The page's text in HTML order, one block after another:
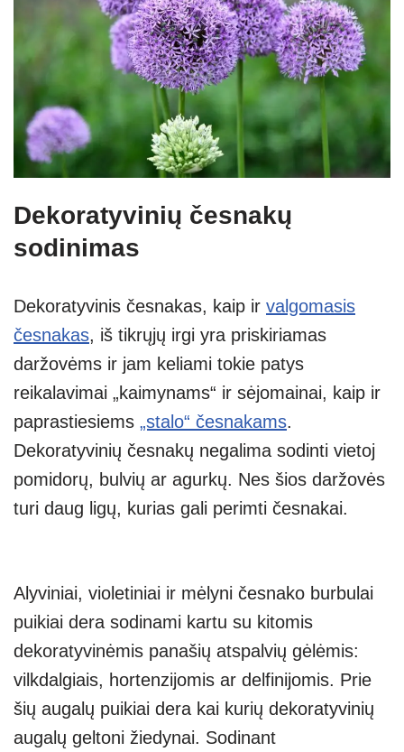
Dekoratyvinių česnakų
sodinimas
Dekoratyvinis česnakas, kaip ir valgomasis
česnakas, iš tikrųjų irgi yra priskiriamas
daržovėms ir jam keliami tokie patys
reikalavimai „kaimynams“ ir sėjomainai, kaip ir
paprastiesiems „stalo“ česnakams.
Dekoratyvinių česnakų negalima sodinti vietoj
pomidorų, bulvių ar agurkų. Nes šios daržovės
turi daug ligų, kurias gali perimti česnakai.
Alyviniai, violetiniai ir mėlyni česnako burbulai
puikiai dera sodinami kartu su kitomis
dekoratyvinėmis panašių atspalvių gėlėmis:
vilkdalgiais, hortenzijomis ar delfinijomis. Prie
šių augalų puikiai dera kai kurių dekoratyvinių
augalų geltoni žiedynai. Sodinant